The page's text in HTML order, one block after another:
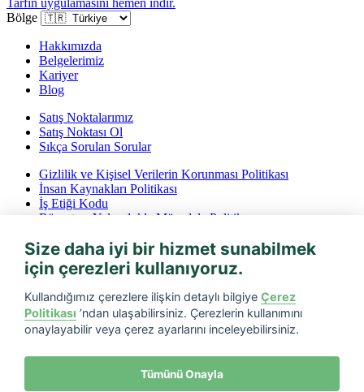
Bölge
Hakkımızda
Belgelerimiz
Kariyer
Blog
Satış Noktalarımız
Satış Noktası Ol
Sıkça Sorulan Sorular
Gizlilik ve Kişisel Verilerin Korunması Politikası
İnsan Kaynakları Politikası
İş Etiği Kodu
Rüşvet ve Yolsuzlukla Mücadele Politikası
Bilgi Toplumu Hizmetleri
Tarfin mobil’i indirin
Size daha iyi bir hizmet sunabilmek
için çerezleri kullanıyoruz.
Kullandığımız çerezlere ilişkin detaylı bilgiye Çerez
Politikası ’ndan ulaşabilirsiniz. Çerezlerin kullanımını
onaylayabilir veya çerez ayarlarını inceleyebilirsiniz.
Tümünü Onayla